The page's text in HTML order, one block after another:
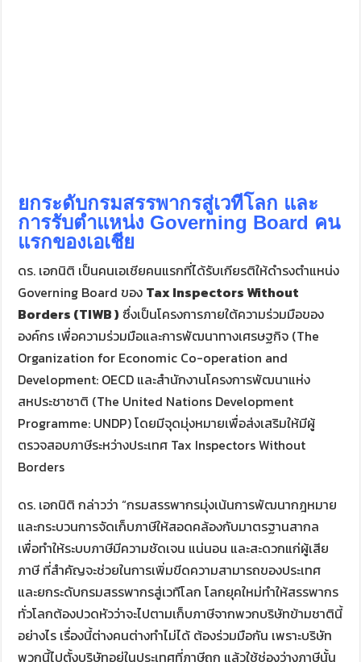
ยกระดับกรมสรรพากรสู่เวทีโลก และ
การรับตำแหน่ง Governing Board คน
แรกของเอเชีย
ดร. เอกนิติ เป็นคนเอเชียคนแรกที่ได้รับเกียรติให้ดำรงตำแหน่ง
Governing Board ของ Tax Inspectors Without
Borders (TIWB ) ซึ่งเป็นโครงการภายใต้ความร่วมมือของ
องค์กร เพื่อความร่วมมือและการพัฒนาทางเศรษฐกิจ (The
Organization for Economic Co-operation and
Development: OECD และสำนักงานโครงการพัฒนาแห่ง
สหประชาชาติ (The United Nations Development
Programme: UNDP) โดยมีจุดมุ่งหมายเพื่อส่งเสริมให้มีผู้
ตรวจสอบภาษีระหว่างประเทศ Tax Inspectors Without
Borders
ดร. เอกนิติ กล่าวว่า “กรมสรรพากรมุ่งเน้นการพัฒนากฎหมาย
และกระบวนการจัดเก็บภาษีให้สอดคล้องกับมาตรฐานสากล
เพื่อทำให้ระบบภาษีมีความชัดเจน แน่นอน และสะดวกแก่ผู้เสีย
ภาษี ที่สำคัญจะช่วยในการเพิ่มขีดความสามารถของประเทศ
และยกระดับกรมสรรพากรสู่เวทีโลก โลกยุคใหม่ทำให้สรรพากร
ทั่วโลกต้องปวดหัวว่าจะไปตามเก็บภาษีจากพวกบริษัทข้ามชาตินี้
อย่างไร เรื่องนี้ต่างคนต่างทำไม่ได้ ต้องร่วมมือกัน เพราะบริษัท
พวกนี้ไปตั้งบริษัทอยู่ในประเทศที่ภาษีถูก แล้วใช้ช่องว่างภาษีนั้น